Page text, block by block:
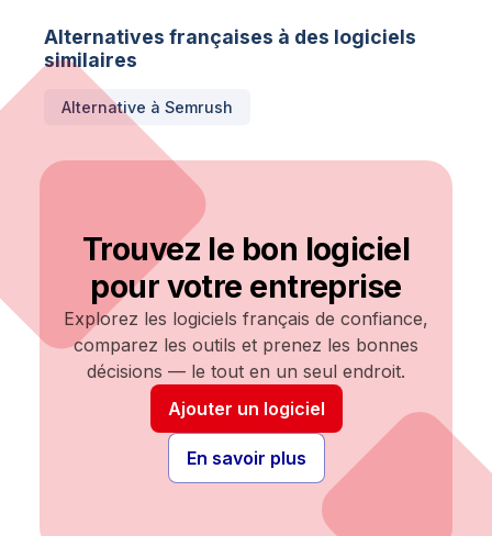
Alternatives françaises à des logiciels
similaires
Alternative à Semrush
Trouvez le bon logiciel
pour votre entreprise
Explorez les logiciels français de confiance,
comparez les outils et prenez les bonnes
décisions — le tout en un seul endroit.
Ajouter un logiciel
En savoir plus